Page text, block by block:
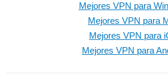
Mejores VPN para
Mejores VPN para
Mejores VPN para
Mejores VPN para